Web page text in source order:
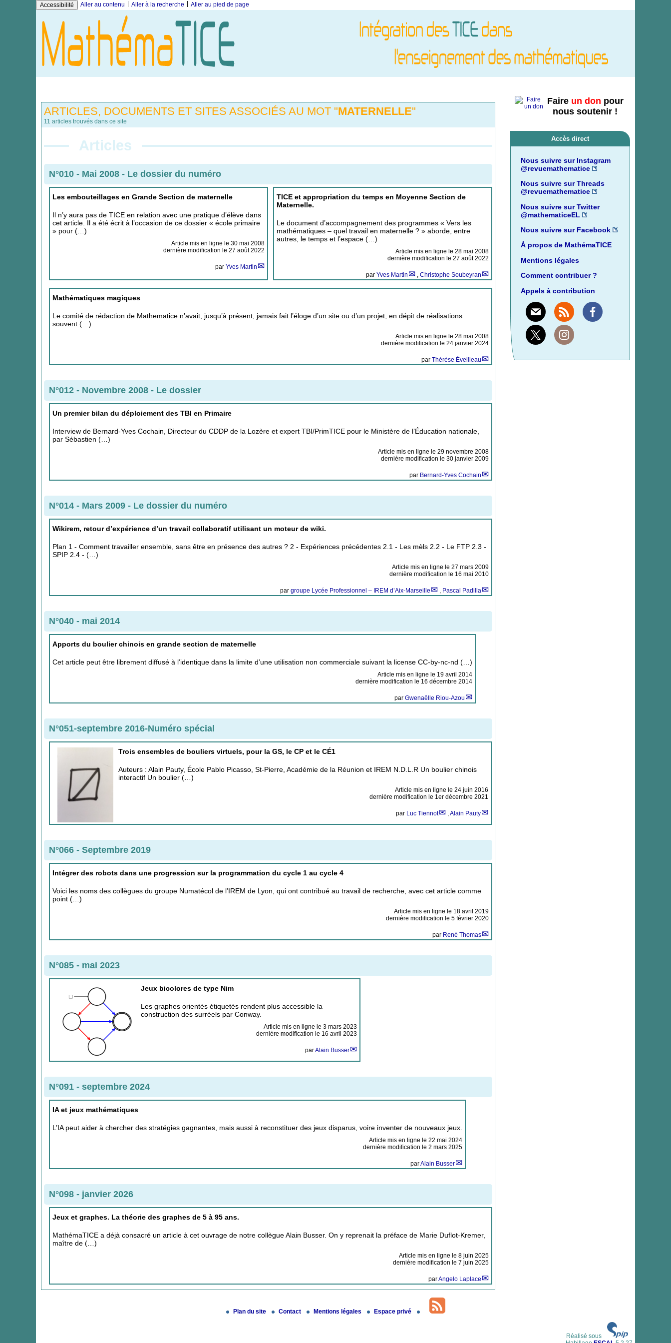
Accessibilité Aller au contenu Aller à la recherche Aller au pied de page
ARTICLES, DOCUMENTS ET SITES ASSOCIÉS AU MOT "MATERNELLE"
11 articles trouvés dans ce site
Articles
N°010 - Mai 2008 - Le dossier du numéro
Les embouteillages en Grande Section de maternelle
Il n’y aura pas de TICE en relation avec une pratique d’élève dans
cet article. Il a été écrit à l’occasion de ce dossier « école primaire
» pour (…)
Article mis en ligne le 30 mai 2008
dernière modification le 27 août 2022
par Yves Martin
TICE et appropriation du temps en Moyenne Section de
Maternelle.
Le document d’accompagnement des programmes « Vers les
mathématiques – quel travail en maternelle ? » aborde, entre
autres, le temps et l’espace (…)
Article mis en ligne le 28 mai 2008
dernière modification le 27 août 2022
par Yves Martin Christophe Soubeyran
Mathématiques magiques
Le comité de rédaction de Mathematice n’avait, jusqu’à présent, jamais fait l’éloge d’un site ou d’un projet, en dépit de réalisations
souvent (…)
Article mis en ligne le 28 mai 2008
dernière modification le 24 janvier 2024
par Thérèse Éveilleau
N°012 - Novembre 2008 - Le dossier
Un premier bilan du déploiement des TBI en Primaire
Interview de Bernard-Yves Cochain, Directeur du CDDP de la Lozère et expert TBI/PrimTICE pour le Ministère de l’Éducation nationale,
par Sébastien (…)
Article mis en ligne le 29 novembre 2008
dernière modification le 30 janvier 2009
par Bernard-Yves Cochain
N°014 - Mars 2009 - Le dossier du numéro
Wikirem, retour d’expérience d’un travail collaboratif utilisant un moteur de wiki.
Plan 1 - Comment travailler ensemble, sans être en présence des autres ? 2 - Expériences précédentes 2.1 - Les mèls 2.2 - Le FTP 2.3 -
SPIP 2.4 - (…)
Article mis en ligne le 27 mars 2009
dernière modification le 16 mai 2010
par groupe Lycée Professionnel – IREM d’Aix-Marseille Pascal Padilla
N°040 - mai 2014
Apports du boulier chinois en grande section de maternelle
Cet article peut être librement diffusé à l’identique dans la limite d’une utilisation non commerciale suivant la license CC-by-nc-nd (…)
Article mis en ligne le 19 avril 2014
dernière modification le 16 décembre 2014
par Gwenaëlle Riou-Azou
N°051-septembre 2016-Numéro spécial
Trois ensembles de bouliers virtuels, pour la GS, le CP et le CÉ1
Auteurs : Alain Pauty, École Pablo Picasso, St-Pierre, Académie de la Réunion et IREM N.D.L.R Un boulier chinois
interactif Un boulier (…)
Article mis en ligne le 24 juin 2016
dernière modification le 1er décembre 2021
par Luc Tiennot Alain Pauty
N°066 - Septembre 2019
Intégrer des robots dans une progression sur la programmation du cycle 1 au cycle 4
Voici les noms des collègues du groupe Numatécol de l’IREM de Lyon, qui ont contribué au travail de recherche, avec cet article comme
point (…)
Article mis en ligne le 18 avril 2019
dernière modification le 5 février 2020
par René Thomas
N°085 - mai 2023
Jeux bicolores de type Nim
Les graphes orientés étiquetés rendent plus accessible la
construction des surréels par Conway.
Article mis en ligne le 3 mars 2023
dernière modification le 16 avril 2023
parAlain Busser
N°091 - septembre 2024
IA et jeux mathématiques
L’IA peut aider à chercher des stratégies gagnantes, mais aussi à reconstituer des jeux disparus, voire inventer de nouveaux jeux.
Article mis en ligne le 22 mai 2024
dernière modification le 2 mars 2025
parAlain Busser
N°098 - janvier 2026
Jeux et graphes. La théorie des graphes de 5 à 95 ans.
MathémaTICE a déjà consacré un article à cet ouvrage de notre collègue Alain Busser. On y reprenait la préface de Marie Duflot-Kremer,
maître de (…)
Article mis en ligne le 8 juin 2025
dernière modification le 7 juin 2025
parAngelo Laplace
Faire un don pour
nous soutenir !
Accès direct
Nous suivre sur Instagram
@revuemathematice
Nous suivre sur Threads
@revuemathematice
Nous suivre sur Twitter
@mathematiceEL
Nous suivre sur Facebook
À propos de MathémaTICE
Mentions légales
Comment contribuer ?
Appels à contribution
Mail Rss
Plan du site Contact Mentions légales Espace privé
Réalisé sous